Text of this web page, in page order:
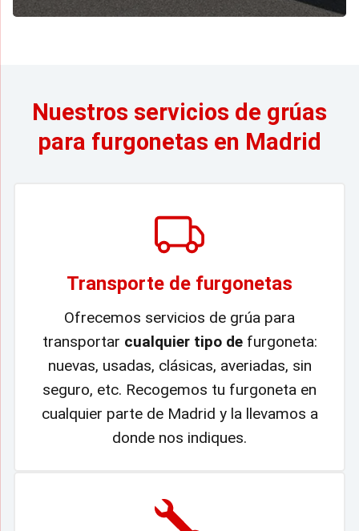
Nuestros servicios de grúas
para furgonetas en Madrid
Transporte de furgonetas
Ofrecemos servicios de grúa para
transportar cualquier tipo de furgoneta:
nuevas, usadas, clásicas, averiadas, sin
seguro, etc. Recogemos tu furgoneta en
cualquier parte de Madrid y la llevamos a
donde nos indiques.